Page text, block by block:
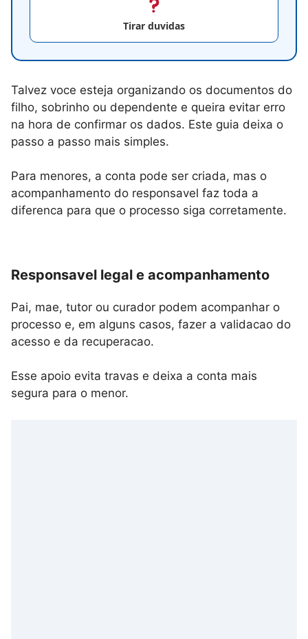
Tirar duvidas
Talvez voce esteja organizando os documentos do
filho, sobrinho ou dependente e queira evitar erro
na hora de confirmar os dados. Este guia deixa o
passo a passo mais simples.
Para menores, a conta pode ser criada, mas o
acompanhamento do responsavel faz toda a
diferenca para que o processo siga corretamente.
Responsavel legal e acompanhamento
Pai, mae, tutor ou curador podem acompanhar o
processo e, em alguns casos, fazer a validacao do
acesso e da recuperacao.
Esse apoio evita travas e deixa a conta mais
segura para o menor.